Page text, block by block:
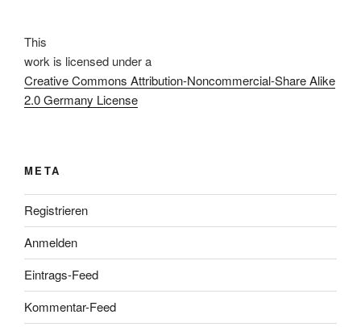
This
work is licensed under a
Creative Commons Attribution-Noncommercial-Share Alike
2.0 Germany License
META
Registrieren
Anmelden
Eintrags-Feed
Kommentar-Feed